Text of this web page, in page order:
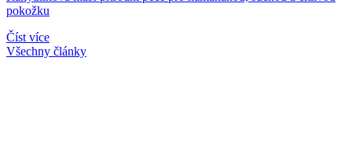
pokožku
Číst více
Všechny články